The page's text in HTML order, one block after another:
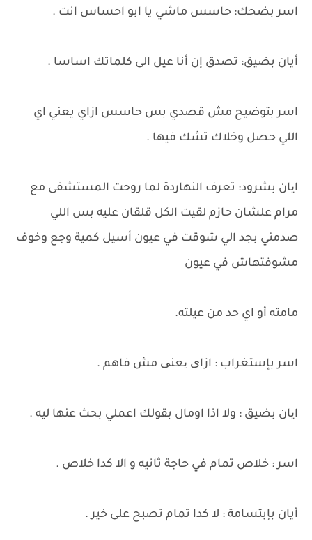
اسر بضحك: حاسس ماشي يا ابو احساس انت .
أيان بضيق: تصدق إن أنا عيل الى كلماتك اساسا .
اسر بتوضيح مش قصدي بس حاسس ازاي يعني اي
اللي حصل وخلاك تشك فيها .
ایان بشرود: تعرف النهاردة لما روحت المستشفى مع
مرام علشان حازم لقيت الكل قلقان عليه بس اللي
صدمني بجد الي شوقت في عيون أسيل كمية وجع وخوف
مشوفتهاش في عيون
مامته أو اي حد من عيلته.
اسر بإستغراب : ازای یعنی مش فاهم .
ایان بضيق : ولا اذا اومال بقولك اعملي بحث عنها ليه .
اسر : خلاص تمام في حاجة ثانيه و الا كدا خلاص .
أيان بإبتسامة : لا كدا تمام تصبح على خير .